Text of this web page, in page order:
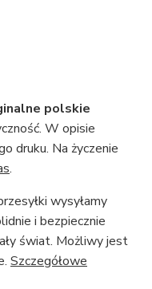
polskie
W opisie
druku. Na życzenie
.
wysyłamy
i bezpiecznie
świat. Możliwy jest
Szczegółowe